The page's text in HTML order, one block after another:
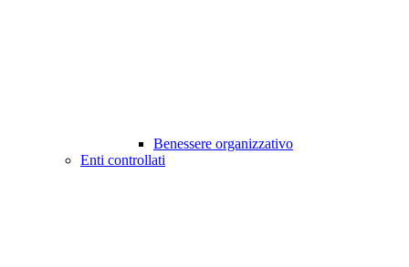
Benessere organizzativo
Enti controllati